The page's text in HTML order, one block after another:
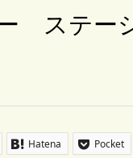
ステー
Hatena Pocket